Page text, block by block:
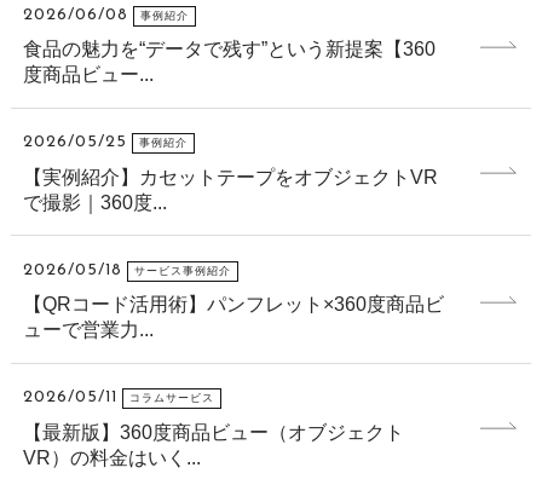
2026/06/08 事例紹介
食品の魅力を“データで残す”という新提案【360
度商品ビュー...
2026/05/25 事例紹介
【実例紹介】カセットテープをオブジェクトVR
で撮影｜360度...
2026/05/18 サービス事例紹介
【QRコード活用術】パンフレット×360度商品ビ
ューで営業力...
2026/05/11 コラムサービス
【最新版】360度商品ビュー（オブジェクト
VR）の料金はいく...